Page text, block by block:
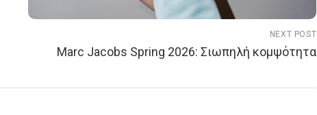
NEXT POST
Marc Jacobs Spring 2026: Σιωπηλή κομψότητα